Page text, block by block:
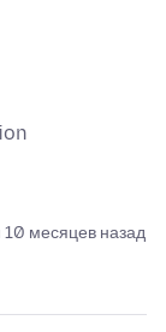
10 месяцев назад